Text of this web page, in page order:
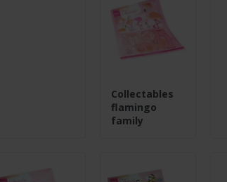
Collectables
flamingo
family